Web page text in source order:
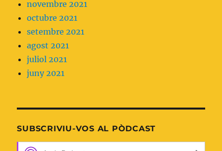
novembre 2021
octubre 2021
setembre 2021
agost 2021
juliol 2021
juny 2021
SUBSCRIVIU-VOS AL PÒDCAST